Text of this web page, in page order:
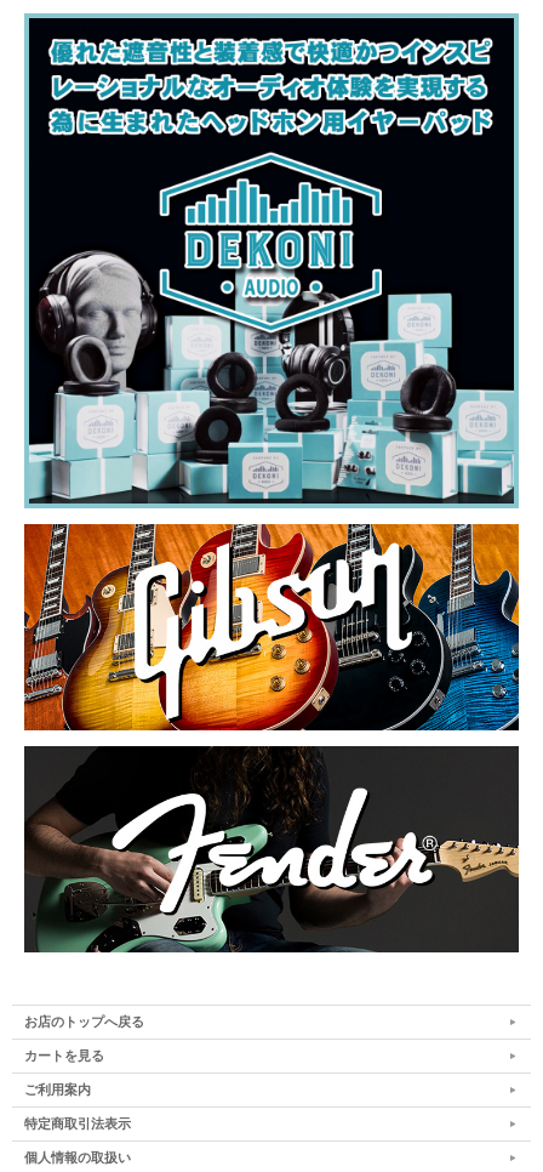
お店のトップへ戻る
カートを見る
ご利用案内
特定商取引法表示
個人情報の取扱い